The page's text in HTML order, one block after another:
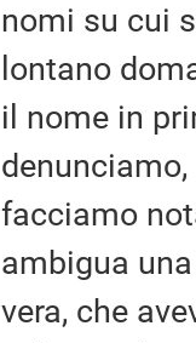
nomi su cui
lontano
il nome in
facciamo
ambigua
vera, che